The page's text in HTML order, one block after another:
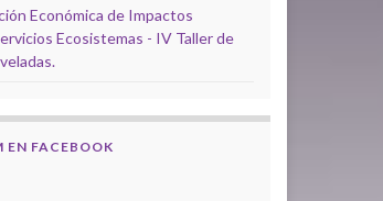
Económica de Impactos
Ecosistemas - IV Taller de
EN FACEBOOK